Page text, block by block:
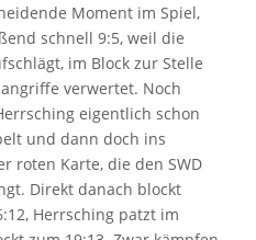
Moment im Spiel,
schnell 9:5, weil die
im Block zur Stelle
verwertet. Noch
eigentlich schon
und dann doch ins
roten Karte, die den SWD
Direkt danach blockt
Herrsching patzt im